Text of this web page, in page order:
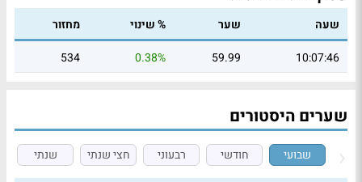
שעה שער % שינוי
מחזור
10:07:46
59.99
0.38%
534
שערים היסטורים
שבועי חודשי רבעוני חצי שנתי שנתי